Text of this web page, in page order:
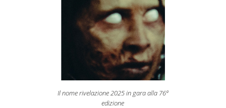
Il nome rivelazione 2025 in gara alla 76ª
edizione